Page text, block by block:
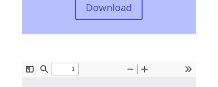
Download